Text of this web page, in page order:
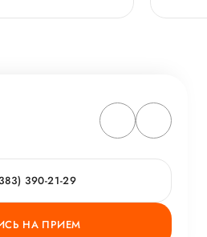
390-21-29
НА ПРИЕМ